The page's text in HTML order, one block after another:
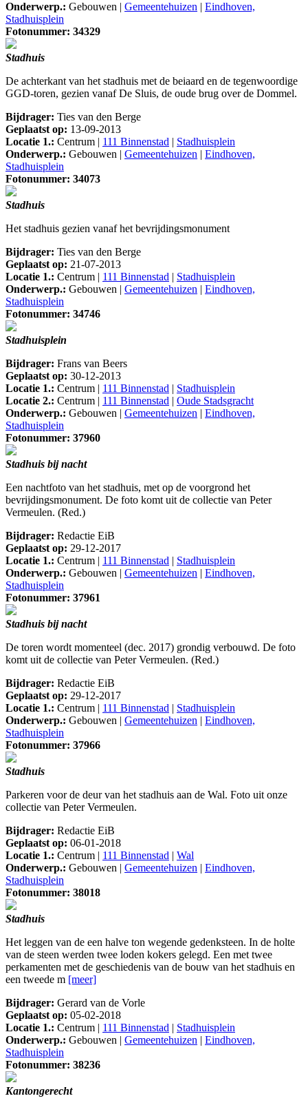
Onderwerp.: Gebouwen | Gemeentehuizen | Eindhoven,
Stadhuisplein
Fotonummer: 34329
Stadhuis
De achterkant van het stadhuis met de beiaard en de tegenwoordige
GGD-toren, gezien vanaf De Sluis, de oude brug over de Dommel.
Bijdrager: Ties van den Berge
Geplaatst op: 13-09-2013
Locatie 1.: Centrum | 111 Binnenstad | Stadhuisplein
Onderwerp.: Gebouwen | Gemeentehuizen | Eindhoven,
Stadhuisplein
Fotonummer: 34073
Stadhuis
Het stadhuis gezien vanaf het bevrijdingsmonument
Bijdrager: Ties van den Berge
Geplaatst op: 21-07-2013
Locatie 1.: Centrum | 111 Binnenstad | Stadhuisplein
Onderwerp.: Gebouwen | Gemeentehuizen | Eindhoven,
Stadhuisplein
Fotonummer: 34746
Stadhuisplein
Bijdrager: Frans van Beers
Geplaatst op: 30-12-2013
Locatie 1.: Centrum | 111 Binnenstad | Stadhuisplein
Locatie 2.: Centrum | 111 Binnenstad | Oude Stadsgracht
Onderwerp.: Gebouwen | Gemeentehuizen | Eindhoven,
Stadhuisplein
Fotonummer: 37960
Stadhuis bij nacht
Een nachtfoto van het stadhuis, met op de voorgrond het
bevrijdingsmonument. De foto komt uit de collectie van Peter
Vermeulen. (Red.)
Bijdrager: Redactie EiB
Geplaatst op: 29-12-2017
Locatie 1.: Centrum | 111 Binnenstad | Stadhuisplein
Onderwerp.: Gebouwen | Gemeentehuizen | Eindhoven,
Stadhuisplein
Fotonummer: 37961
Stadhuis bij nacht
De toren wordt momenteel (dec. 2017) grondig verbouwd. De foto
komt uit de collectie van Peter Vermeulen. (Red.)
Bijdrager: Redactie EiB
Geplaatst op: 29-12-2017
Locatie 1.: Centrum | 111 Binnenstad | Stadhuisplein
Onderwerp.: Gebouwen | Gemeentehuizen | Eindhoven,
Stadhuisplein
Fotonummer: 37966
Stadhuis
Parkeren voor de deur van het stadhuis aan de Wal. Foto uit onze
collectie van Peter Vermeulen.
Bijdrager: Redactie EiB
Geplaatst op: 06-01-2018
Locatie 1.: Centrum | 111 Binnenstad | Wal
Onderwerp.: Gebouwen | Gemeentehuizen | Eindhoven,
Stadhuisplein
Fotonummer: 38018
Stadhuis
Het leggen van de een halve ton wegende gedenksteen. In de holte
van de steen werden twee loden kokers gelegd. Een met twee
perkamenten met de geschiedenis van de bouw van het stadhuis en
een tweede m [meer]
Bijdrager: Gerard van de Vorle
Geplaatst op: 05-02-2018
Locatie 1.: Centrum | 111 Binnenstad | Stadhuisplein
Onderwerp.: Gebouwen | Gemeentehuizen | Eindhoven,
Stadhuisplein
Fotonummer: 38236
Kantongerecht